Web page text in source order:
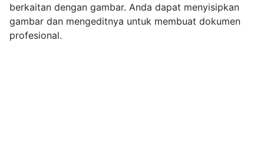
berkaitan dengan gambar. Anda dapat menyisipkan
gambar dan mengeditnya untuk membuat dokumen
profesional.